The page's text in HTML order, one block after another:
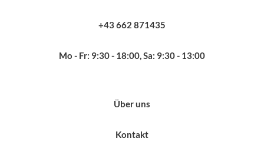
+43 662 871435
Mo - Fr: 9:30 - 18:00, Sa: 9:30 - 13:00
Über uns
Kontakt